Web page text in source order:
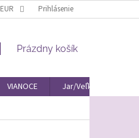
EUR Prihlásenie
NÁKUPNÝ
Prázdny košík
VIANOCE
Jar/Veľká Noc